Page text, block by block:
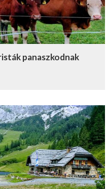
panaszkodnak